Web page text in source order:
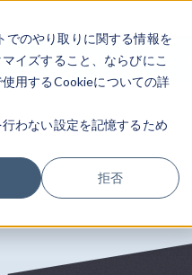
でのやり取りに関する情報を
イズすること、ならびにこ
用するCookieについての詳
わない設定を記憶するため
拒否
ビデオギャラリ